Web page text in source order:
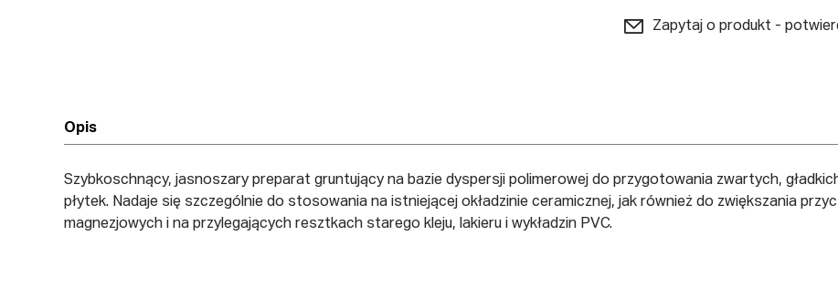
Zapytaj o produkt -
Opis
Szybkoschnący, jasnoszary preparat gruntujący na bazie dyspersji polimerowej do przygotowania zwartych,
płytek. Nadaje się szczególnie do stosowania na istniejącej okładzinie ceramicznej, jak również do zwiększania
magnezjowych i na przylegających resztkach starego kleju, lakieru i wykładzin PVC.